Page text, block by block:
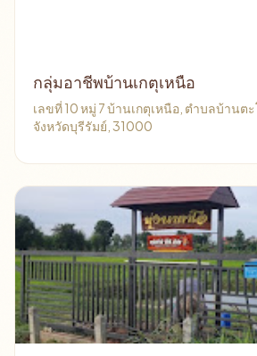
กลุ่มอาชีพบ้านเกตุเหนือ
เลขที่ 10 หมู่ 7 บ้านเกตุเหนือ, ตำบลบ้านต
จังหวัดบุรีรัมย์, 31000